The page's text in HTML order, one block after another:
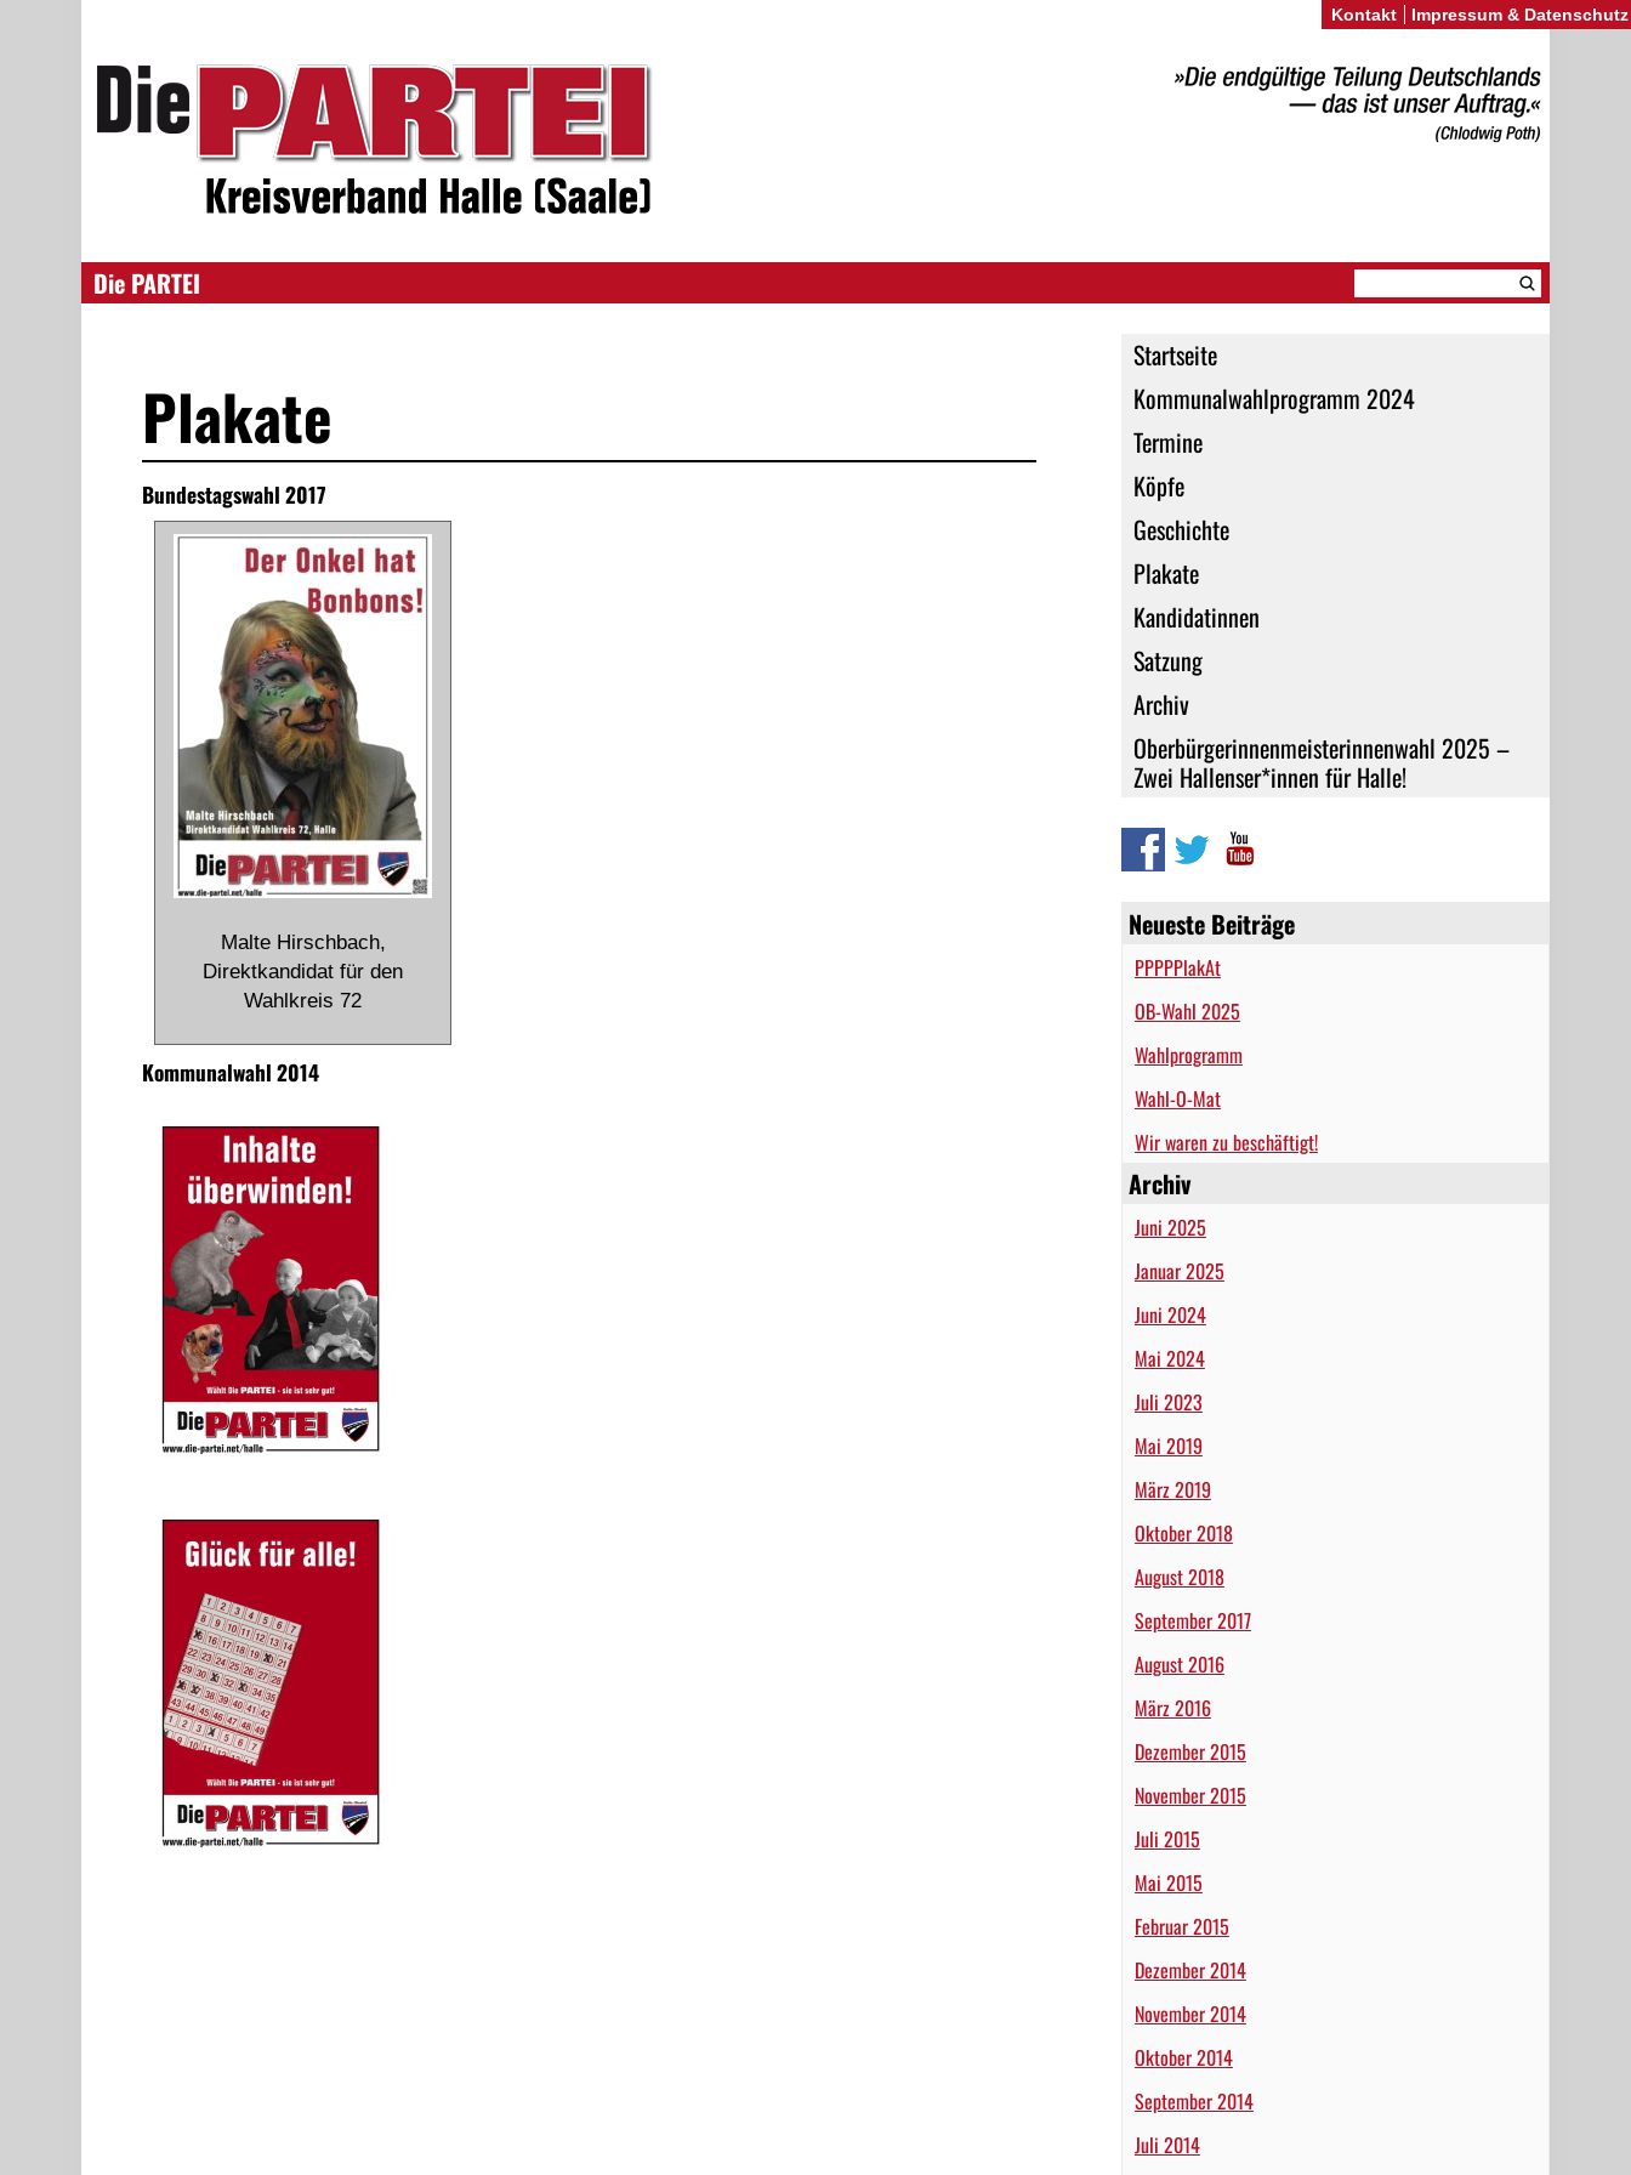
Die PARTEI
Startseite
Kommunalwahlprogramm 2024
Termine
Köpfe
Geschichte
Plakate
Kandidatinnen
Satzung
Archiv
Oberbürgerinnenmeisterinnenwahl 2025 –
Zwei Hallenser*innen für Halle!
Neueste Beiträge
PPPPPlakAt
OB-Wahl 2025
Wahlprogramm
Wahl-O-Mat
Wir waren zu beschäftigt!
Archiv
Juni 2025
Januar 2025
Juni 2024
Mai 2024
Juli 2023
Mai 2019
März 2019
Oktober 2018
August 2018
September 2017
August 2016
März 2016
Dezember 2015
November 2015
Juli 2015
Mai 2015
Februar 2015
Dezember 2014
November 2014
Oktober 2014
September 2014
Juli 2014
Plakate
Bundestagswahl 2017
Malte Hirschbach,
Direktkandidat für den
Wahlkreis 72
Kommunalwahl 2014
Kontakt Impressum & Datenschutz